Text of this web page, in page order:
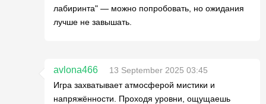
лабиринта" — можно попробовать, но ожидания
лучше не завышать.
avlona466
13 September 2025 03:45
Игра захватывает атмосферой мистики и
напряжённости. Проходя уровни, ощущаешь